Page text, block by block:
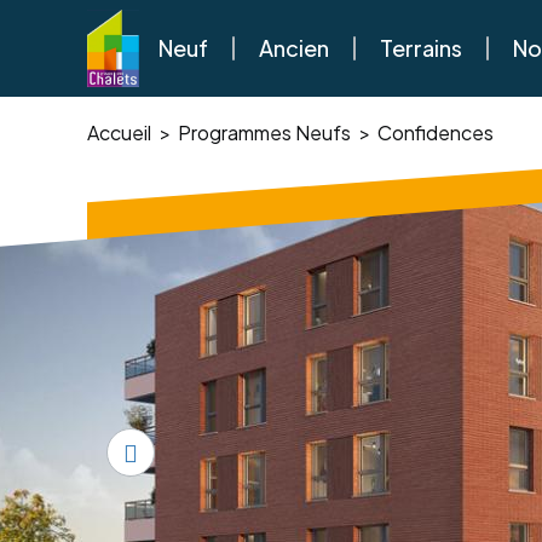
Neuf Ancien Terrains
Accueil Programmes Neufs Confidences